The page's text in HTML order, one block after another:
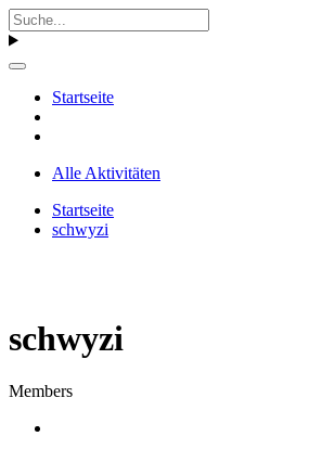
Startseite
Alle Aktivitäten
Startseite
schwyzi
schwyzi
Members